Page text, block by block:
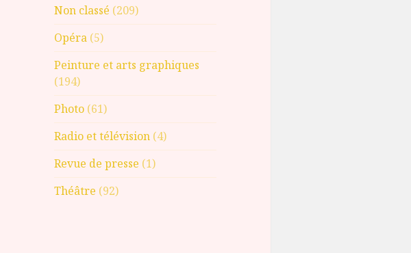
Non classé (209)
Opéra (5)
Peinture et arts graphiques
(194)
Photo (61)
Radio et télévision (4)
Revue de presse (1)
Théâtre (92)